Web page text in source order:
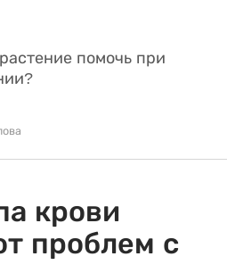
помочь при
крови
проблем с